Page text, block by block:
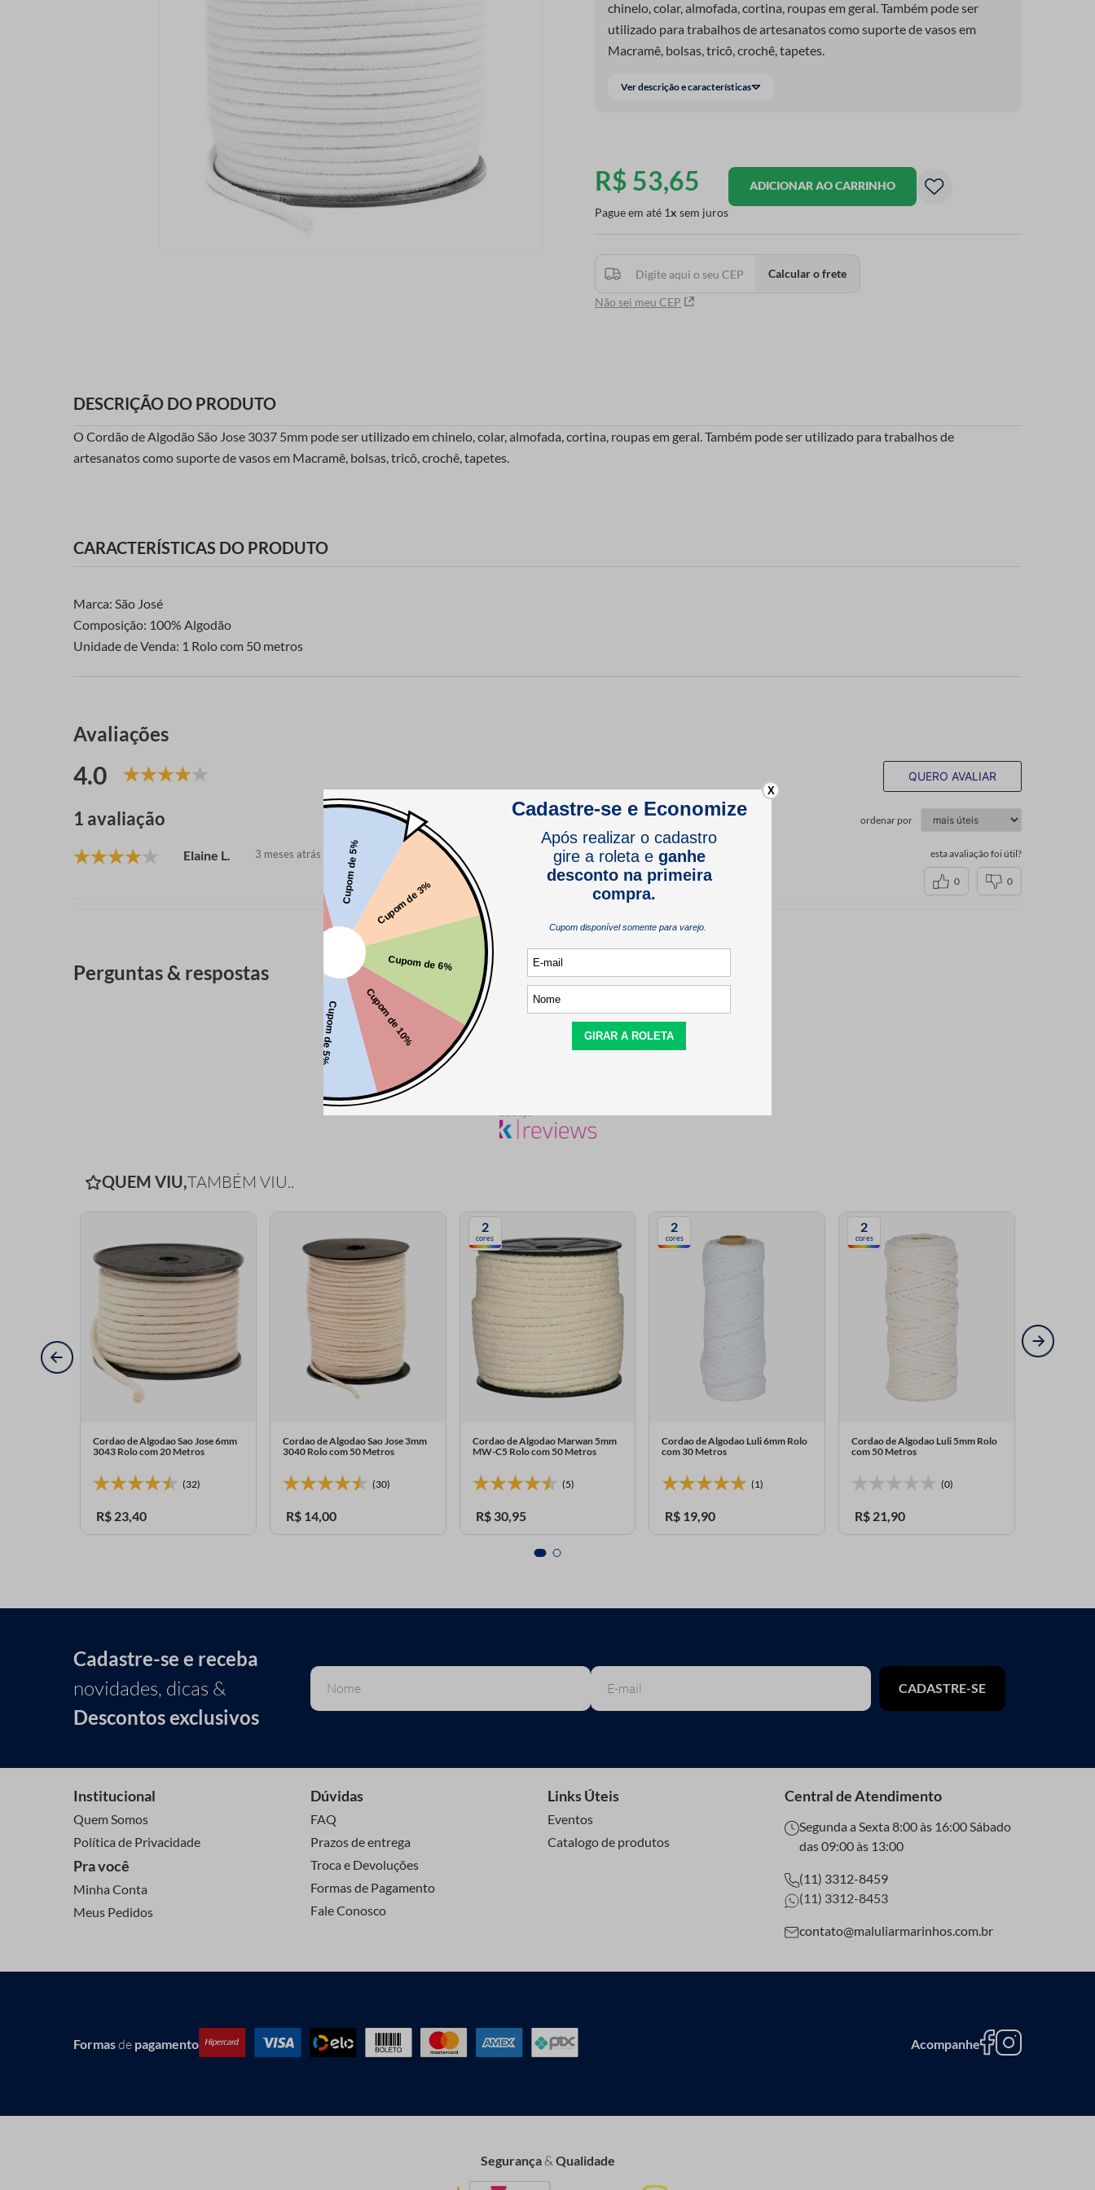
chinelo, colar, almofada, cortina, roupas em geral. Também pode ser
utilizado para trabalhos de artesanatos como suporte de vasos em
Macramê, bolsas, tricô, crochê, tapetes.
Ver descrição e características
R$ 53,65
Pague em até 1 sem juros
ADICIONAR AO CARRINHO
Não sei meu CEP
Calcular o frete
DESCRIÇÃO DO PRODUTO
O Cordão de Algodão São Jose 3037 5mm pode ser utilizado em chinelo, colar, almofada, cortina, roupas em geral. Também pode ser utilizado para trabalhos de
artesanatos como suporte de vasos em Macramê, bolsas, tricô, crochê, tapetes.
CARACTERÍSTICAS DO PRODUTO
Marca: São José
Composição: 100% Algodão
Unidade de Venda: 1 Rolo com 50 metros
Avaliações
4.0 QUERO AVALIAR
1 avaliação ordenar por
Elaine L. 3 meses atrás comprador verificado esta avaliação foi útil?
0 0
Perguntas & respostas
Este produto ainda não tem perguntas
SEJA O PRIMEIRO A PERGUNTAR
QUEM VIU,TAMBÉM VIU..
Cordao de Algodao Sao Jose 6mm
3043 Rolo com 20 Metros
(32)
R$ 23,40
Cordao de Algodao Sao Jose 3mm
3040 Rolo com 50 Metros
(30)
R$ 14,00
2
cores
Cordao de Algodao Marwan 5mm
MW-C5 Rolo com 50 Metros
(5)
R$ 30,95
2
cores
Cordao de Algodao Luli 6mm Rolo
com 30 Metros
(1)
R$ 19,90
2
cores
Cordao de Algodao Luli 5mm Rolo
com 50 Metros
(0)
R$ 21,90
Cadastre-se e receba
novidades, dicas &
Descontos exclusivos
CADASTRE-SE
Institucional
Quem Somos
Política de Privacidade
Pra você
Minha Conta
Meus Pedidos
Dúvidas
FAQ
Prazos de entrega
Troca e Devoluções
Formas de Pagamento
Fale Conosco
Links Úteis
Eventos
Catalogo de produtos
Central de Atendimento
Segunda a Sexta 8:00 às 16:00 Sábado
das 09:00 às 13:00
(11) 3312-8459
(11) 3312-8453
contato@maluliarmarinhos.com.br
Formasde pagamento Acompanhe
Segurança&Qualidade
X
fita cetim
passamanaria